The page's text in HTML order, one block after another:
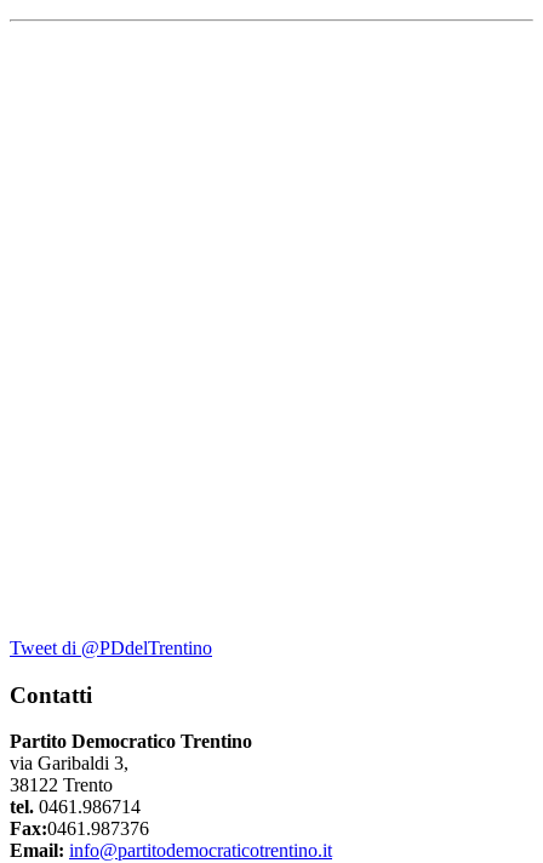
Tweet di @PDdelTrentino
Contatti
Partito Democratico Trentino
via Garibaldi 3,
38122 Trento
tel. 0461.986714
Fax:0461.987376
Email: info@partitodemocraticotrentino.it